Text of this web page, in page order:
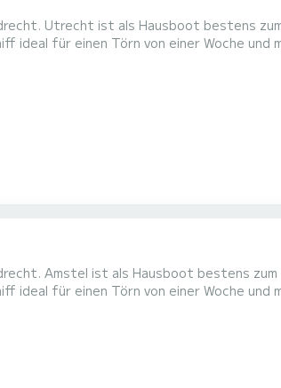
Utrecht ist als Hausboot bestens
einen Törn von einer Woche und mehr. Das Boot
einer Gesamtlänge von 10 Metern wird
Amstel ist als Hausboot bestens
einen Törn von einer Woche und mehr. Das Boot
einer Gesamtlänge von 10 Metern wird